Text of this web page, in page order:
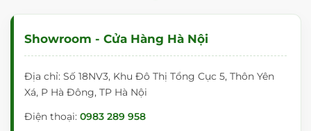
Showroom - Cửa Hàng Hà Nội
Địa chỉ: Số 18NV3, Khu Đô Thị Tổng Cục 5, Thôn Yên
Xá, P Hà Đông, TP Hà Nội
Điện thoại: 0983 289 958